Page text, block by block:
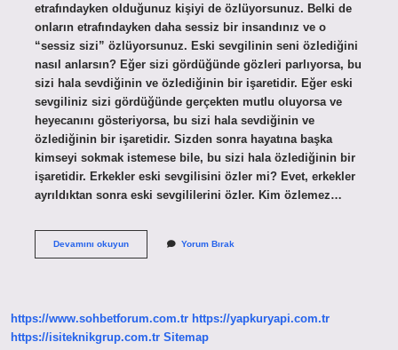
etrafındayken olduğunuz kişiyi de özlüyorsunuz. Belki de
onların etrafındayken daha sessiz bir insandınız ve o
“sessiz sizi” özlüyorsunuz. Eski sevgilinin seni özlediğini
nasıl anlarsın? Eğer sizi gördüğünde gözleri parlıyorsa, bu
sizi hala sevdiğinin ve özlediğinin bir işaretidir. Eğer eski
sevgiliniz sizi gördüğünde gerçekten mutlu oluyorsa ve
heyecanını gösteriyorsa, bu sizi hala sevdiğinin ve
özlediğinin bir işaretidir. Sizden sonra hayatına başka
kimseyi sokmak istemese bile, bu sizi hala özlediğinin bir
işaretidir. Erkekler eski sevgilisini özler mi? Evet, erkekler
ayrıldıktan sonra eski sevgililerini özler. Kim özlemez…
Devamını okuyunEski
Yorum Bırak
https://www.sohbetforum.com.tr https://yapkuryapi.com.tr
https://isiteknikgrup.com.tr Sitemap